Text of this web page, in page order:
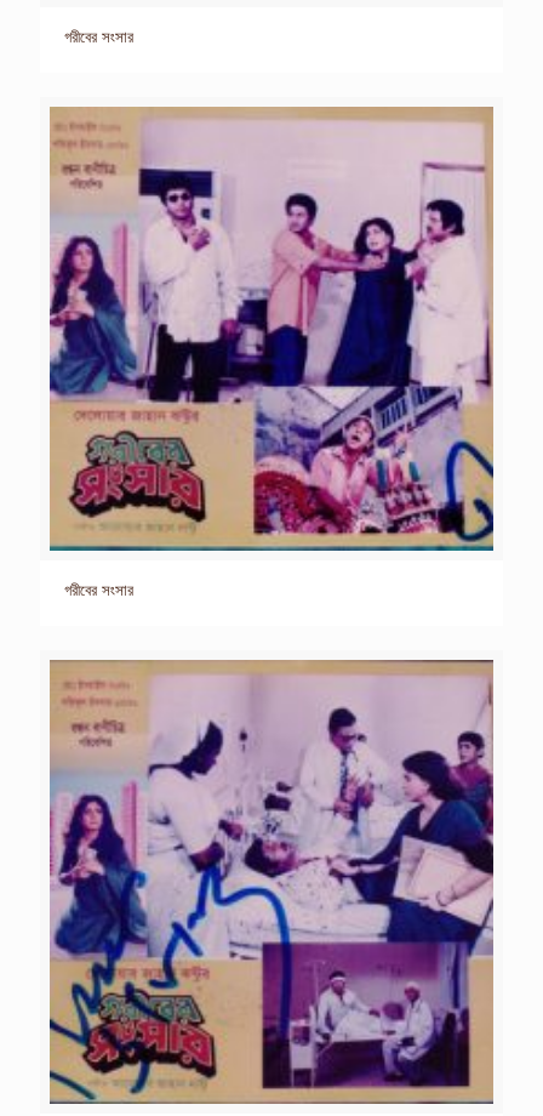
গরীবের সংসার
গরীবের সংসার